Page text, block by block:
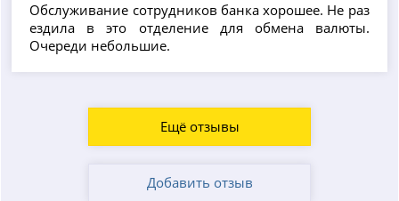
Обслуживание сотрудников банка хорошее. Не раз
ездила в это отделение для обмена валюты.
Очереди небольшие.
Ещё отзывы
Добавить отзыв